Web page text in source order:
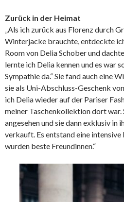
Zurück in der Heimat
„Als ich zurück aus Florenz durch
Winterjacke brauchte, entdeckte
Room von Delia Schober und
lernte ich Delia kennen und es war
Sympathie da.“ Sie fand auch eine
sie als Uni-Abschluss-Geschenk
ich Delia wieder auf der Pariser
meiner Taschenkollektion dort war.
angesehen und sie dann exklusiv in
verkauft. Es entstand eine
wurden beste Freundinnen.“